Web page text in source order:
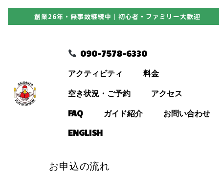
創業26年・無事故継続中｜初心者・ファミリー大歓迎
090-7578-6330
アクティビティ 料金
空き状況・ご予約 アクセス
FAQ ガイド紹介 お問い合わせ
ENGLISH
アクティビティ
料金
お申込の流れ